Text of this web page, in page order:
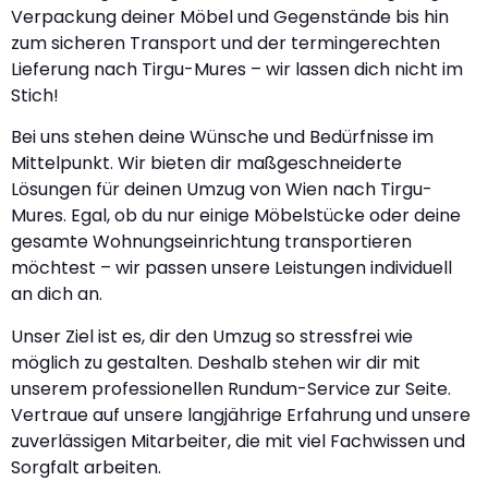
Verpackung deiner Möbel und Gegenstände bis hin
zum sicheren Transport und der termingerechten
Lieferung nach Tirgu-Mures – wir lassen dich nicht im
Stich!
Bei uns stehen deine Wünsche und Bedürfnisse im
Mittelpunkt. Wir bieten dir maßgeschneiderte
Lösungen für deinen Umzug von Wien nach Tirgu-
Mures. Egal, ob du nur einige Möbelstücke oder deine
gesamte Wohnungseinrichtung transportieren
möchtest – wir passen unsere Leistungen individuell
an dich an.
Unser Ziel ist es, dir den Umzug so stressfrei wie
möglich zu gestalten. Deshalb stehen wir dir mit
unserem professionellen Rundum-Service zur Seite.
Vertraue auf unsere langjährige Erfahrung und unsere
zuverlässigen Mitarbeiter, die mit viel Fachwissen und
Sorgfalt arbeiten.